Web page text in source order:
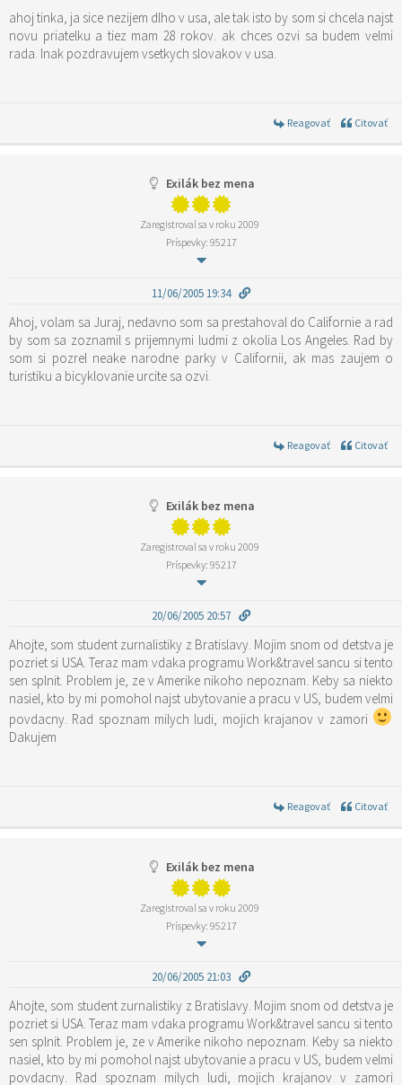
ahoj tinka, ja sice nezijem dlho v usa, ale tak isto by som si chcela najst
novu priatelku a tiez mam 28 rokov. ak chces ozvi sa budem velmi
rada. Inak pozdravujem vsetkych slovakov v usa.
Reagovať Citovať
Exilák bez mena
Zaregistroval sa v roku 2009
Príspevky: 95217
11/06/2005 19:34
Ahoj, volam sa Juraj, nedavno som sa prestahoval do Californie a rad
by som sa zoznamil s prijemnymi ludmi z okolia Los Angeles. Rad by
som si pozrel neake narodne parky v Californii, ak mas zaujem o
turistiku a bicyklovanie urcite sa ozvi.
Reagovať Citovať
Exilák bez mena
Zaregistroval sa v roku 2009
Príspevky: 95217
20/06/2005 20:57
Ahojte, som student zurnalistiky z Bratislavy. Mojim snom od detstva je
pozriet si USA. Teraz mam vdaka programu Work&travel sancu si tento
sen splnit. Problem je, ze v Amerike nikoho nepoznam. Keby sa niekto
nasiel, kto by mi pomohol najst ubytovanie a pracu v US, budem velmi
povdacny. Rad spoznam milych ludi, mojich krajanov v zamori
Dakujem
Reagovať Citovať
Exilák bez mena
Zaregistroval sa v roku 2009
Príspevky: 95217
20/06/2005 21:03
Ahojte, som student zurnalistiky z Bratislavy. Mojim snom od detstva je
pozriet si USA. Teraz mam vdaka programu Work&travel sancu si tento
sen splnit. Problem je, ze v Amerike nikoho nepoznam. Keby sa niekto
nasiel, kto by mi pomohol najst ubytovanie a pracu v US, budem velmi
povdacny. Rad spoznam milych ludi, mojich krajanov v zamori